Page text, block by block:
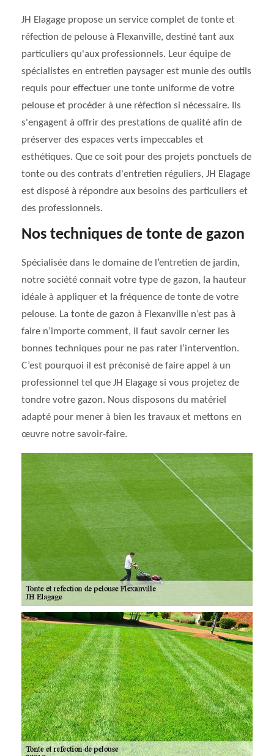
JH Elagage propose un service complet de tonte et
réfection de pelouse à Flexanville, destiné tant aux
particuliers qu'aux professionnels. Leur équipe de
spécialistes en entretien paysager est munie des outils
requis pour effectuer une tonte uniforme de votre
pelouse et procéder à une réfection si nécessaire. Ils
s'engagent à offrir des prestations de qualité afin de
préserver des espaces verts impeccables et
esthétiques. Que ce soit pour des projets ponctuels de
tonte ou des contrats d'entretien réguliers, JH Elagage
est disposé à répondre aux besoins des particuliers et
des professionnels.
Nos techniques de tonte de gazon
Spécialisée dans le domaine de l’entretien de jardin,
notre société connait votre type de gazon, la hauteur
idéale à appliquer et la fréquence de tonte de votre
pelouse. La tonte de gazon à Flexanville n’est pas à
faire n’importe comment, il faut savoir cerner les
bonnes techniques pour ne pas rater l’intervention.
C’est pourquoi il est préconisé de faire appel à un
professionnel tel que JH Elagage si vous projetez de
tondre votre gazon. Nous disposons du matériel
adapté pour mener à bien les travaux et mettons en
œuvre notre savoir-faire.